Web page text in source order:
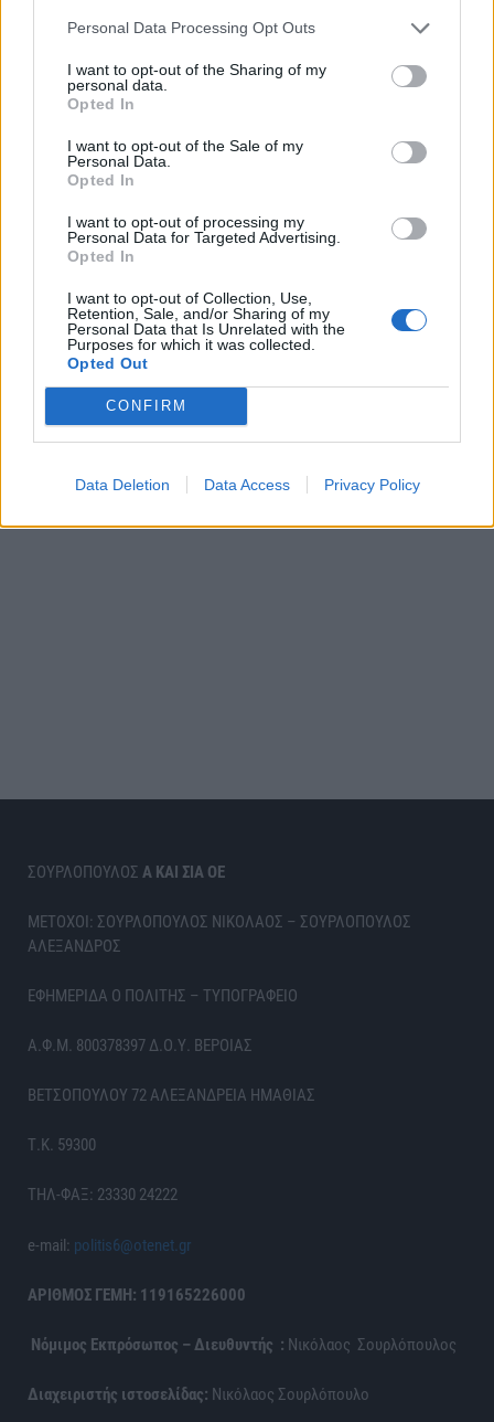
Personal Data Processing Opt Outs
I want to opt-out of the Sharing of my
personal data.
Opted In
I want to opt-out of the Sale of my
Personal Data.
Opted In
I want to opt-out of processing my
Personal Data for Targeted Advertising.
Opted In
I want to opt-out of Collection, Use,
Retention, Sale, and/or Sharing of my
Personal Data that Is Unrelated with the
Purposes for which it was collected.
Opted Out
CONFIRM
Data Deletion Data Access Privacy Policy
ΣΟΥΡΛΟΠΟΥΛΟΣ Α ΚΑΙ ΣΙΑ ΟΕ
ΜΕΤΟΧΟΙ: ΣΟΥΡΛΟΠΟΥΛΟΣ ΝΙΚΟΛΑΟΣ – ΣΟΥΡΛΟΠΟΥΛΟΣ
ΑΛΕΞΑΝΔΡΟΣ
ΕΦΗΜΕΡΙΔΑ Ο ΠΟΛΙΤΗΣ – ΤΥΠΟΓΡΑΦΕΙΟ
Α.Φ.Μ. 800378397 Δ.Ο.Υ. ΒΕΡΟΙΑΣ
ΒΕΤΣΟΠΟΥΛΟΥ 72 ΑΛΕΞΑΝΔΡΕΙΑ ΗΜΑΘΙΑΣ
Τ.Κ. 59300
ΤΗΛ-ΦΑΞ: 23330 24222
e-mail: politis6@otenet.gr
ΑΡΙΘΜΟΣ ΓΕΜΗ: 119165226000
Νόμιμος Εκπρόσωπος – Διευθυντής : Νικόλαος Σουρλόπουλος
Διαχειριστής ιστοσελίδας: Νικόλαος Σουρλόπουλο